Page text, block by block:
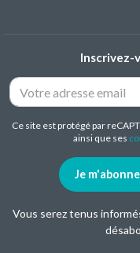
Inscrivez-
Ce site est protégé par
ainsi que ses
Je m'abonne
Vous serez tenus